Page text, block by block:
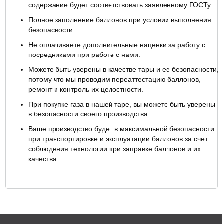
содержание будет соответствовать заявленному ГОСТу.
Полное заполнение баллонов при условии выполнения
безопасности.
Не оплачиваете дополнительные наценки за работу с
посредниками при работе с нами.
Можете быть уверены в качестве тары и ее безопасности,
потому что мы проводим переаттестацию баллонов,
ремонт и контроль их целостности.
При покупке газа в нашей таре, вы можете быть уверены
в безопасности своего производства.
Ваше производство будет в максимальной безопасности
при транспортировке и эксплуатации баллонов за счет
соблюдения технологии при заправке баллонов и их
качества.